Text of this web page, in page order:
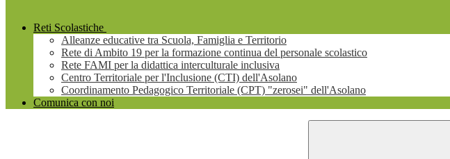
Reti Scolastiche
Alleanze educative tra Scuola, Famiglia e Territorio
Rete di Ambito 19 per la formazione continua del personale scolastico
Rete FAMI per la didattica interculturale inclusiva
Centro Territoriale per l'Inclusione (CTI) dell'Asolano
Coordinamento Pedagogico Territoriale (CPT) "zerosei" dell'Asolano
Comunica con noi